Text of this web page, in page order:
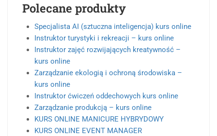
Polecane produkty
Specjalista AI (sztuczna inteligencja) kurs online
Instruktor turystyki i rekreacji – kurs online
Instruktor zajęć rozwijających kreatywność –
kurs online
Zarządzanie ekologią i ochroną środowiska –
kurs online
Instruktor ćwiczeń oddechowych kurs online
Zarządzanie produkcją – kurs online
KURS ONLINE MANICURE HYBRYDOWY
KURS ONLINE EVENT MANAGER